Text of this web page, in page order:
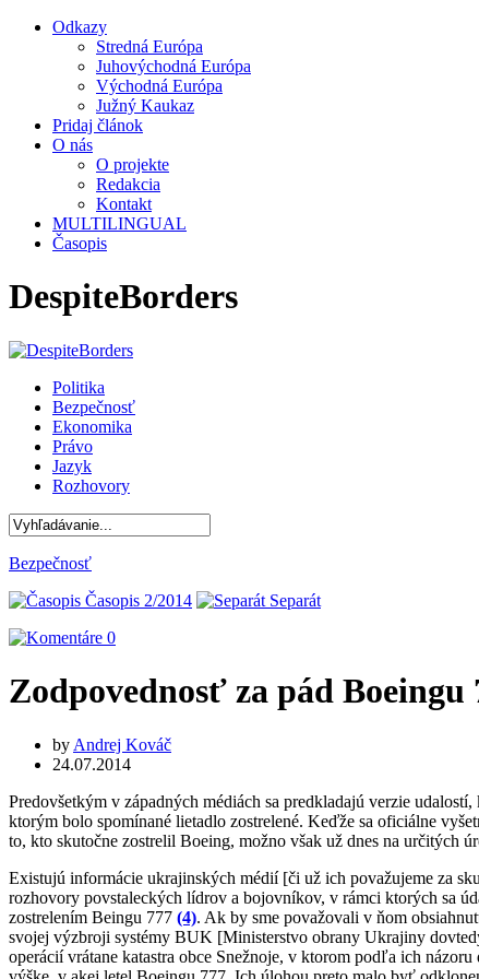
Odkazy
Stredná Európa
Juhovýchodná Európa
Východná Európa
Južný Kaukaz
Pridaj článok
O nás
O projekte
Redakcia
Kontakt
MULTILINGUAL
Časopis
DespiteBorders
Politika
Bezpečnosť
Ekonomika
Právo
Jazyk
Rozhovory
Bezpečnosť
Časopis 2/2014
Separát
0
Zodpovednosť za pád
by Andrej Kováč
24.07.2014
Predovšetkým v západných médiách sa predkladajú verzie
ktorým bolo spomínané lietadlo zostrelené. Keďže sa oficiálne
to, kto skutočne zostrelil Boeing, možno však už dnes na určitých
Existujú informácie ukrajinských médií [či už ich považujeme za
rozhovory povstaleckých lídrov a bojovníkov, v rámci ktorých sa
zostrelením Beingu 777 (4). Ak by sme považovali v ňom
svojej výzbroji systémy BUK [Ministerstvo obrany Ukrajiny
operácií vrátane katastra obce Snežnoje, v ktorom podľa ich